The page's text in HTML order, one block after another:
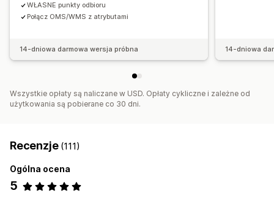
WŁASNE punkty odbioru
Połącz OMS/WMS z atrybutami
14-dniowa darmowa wersja próbna 14-dniowa
Wszystkie opłaty są naliczane w USD. Opłaty cykliczne i zależne od
użytkowania są pobierane co 30 dni.
Recenzje (111)
Ogólna ocena
5